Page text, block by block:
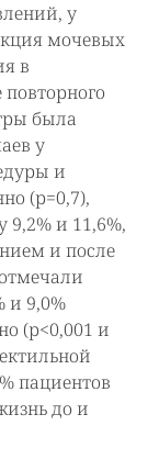
у
мочевых
в
была
у
и
(р=0,7),
и 11,6%,
и после
и 9,0%
(р<0,001 и
пациентов
до и